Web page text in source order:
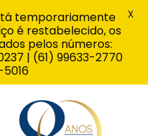
temporariamente
é restabelecido, os
pelos números:
| (61) 99633-2770
X